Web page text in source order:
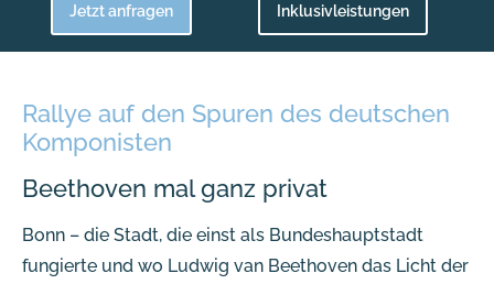
Jetzt anfragen Inklusivleistungen
Rallye auf den Spuren des deutschen
Komponisten
Beethoven mal ganz privat
Bonn – die Stadt, die einst als Bundeshauptstadt
fungierte und wo Ludwig van Beethoven das Licht der